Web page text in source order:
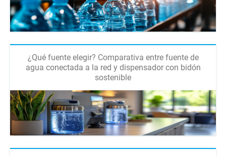
¿Qué fuente elegir? Comparativa entre fuente de
agua conectada a la red y dispensador con bidón
sostenible